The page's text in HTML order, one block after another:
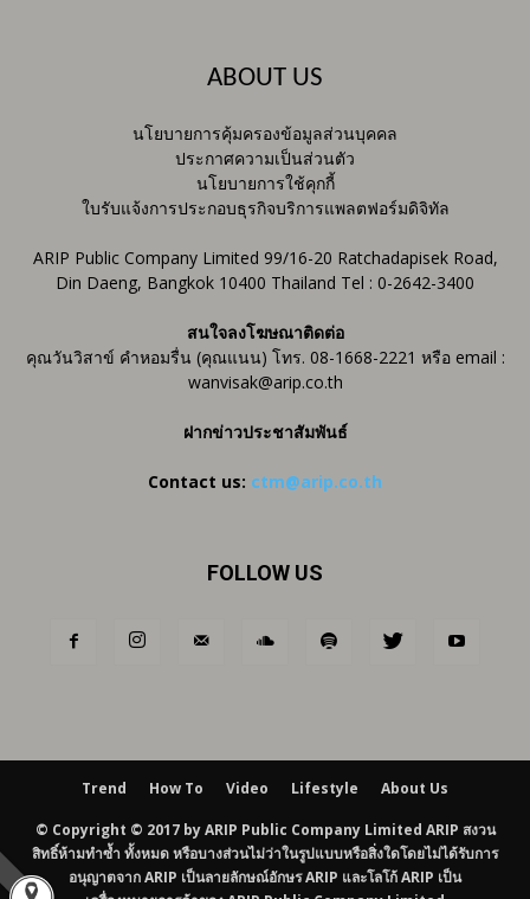
ABOUT US
นโยบายการคุ้มครองข้อมูลส่วนบุคคล
ประกาศความเป็นส่วนตัว
นโยบายการใช้คุกกี้
ใบรับแจ้งการประกอบธุรกิจบริการแพลตฟอร์มดิจิทัล
ARIP Public Company Limited 99/16-20 Ratchadapisek Road,
Din Daeng, Bangkok 10400 Thailand Tel : 0-2642-3400
สนใจลงโฆษณาติดต่อ
คุณวันวิสาข์ คำหอมรื่น (คุณแนน) โทร. 08-1668-2221 หรือ email :
wanvisak@arip.co.th
ฝากข่าวประชาสัมพันธ์
Contact us: ctm@arip.co.th
FOLLOW US
Trend How To Video Lifestyle About Us
© Copyright © 2017 by ARIP Public Company Limited ARIP สงวน
สิทธิ์ห้ามทำซ้ำ ทั้งหมด หรือบางส่วนไม่ว่าในรูปแบบหรือสิ่งใดโดยไม่ได้รับการ
อนุญาตจาก ARIP เป็นลายลักษณ์อักษร ARIP และโลโก้ ARIP เป็น